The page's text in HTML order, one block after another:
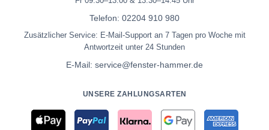
Telefon: 02204 910 980
Zusätzlicher Service: E-Mail-Support an 7 Tagen pro Woche mit
Antwortzeit unter 24 Stunden
E-Mail: service@fenster-hammer.de
UNSERE ZAHLUNGSARTEN